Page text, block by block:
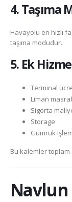
4. Taşıma
Havayolu en hızlı
taşıma modudur.
5. Ek
Terminal
Liman
Sigorta
Storage
Gümrük
Bu kalemler
Navlun